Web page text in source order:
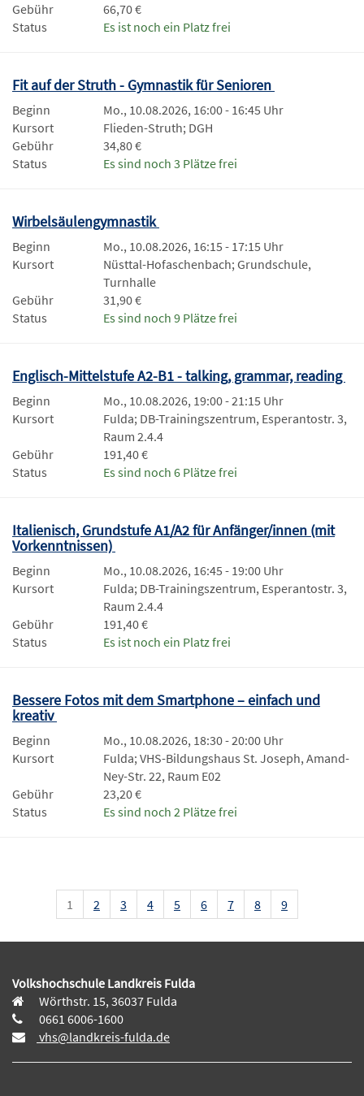
Gebühr
66,70 €
Status
Es ist noch ein Platz frei
Fit auf der Struth - Gymnastik für Senioren
Beginn
Mo., 10.08.2026, 16:00 - 16:45 Uhr
Kursort
Flieden-Struth; DGH
Gebühr
34,80 €
Status
Es sind noch 3 Plätze frei
Wirbelsäulengymnastik
Beginn
Mo., 10.08.2026, 16:15 - 17:15 Uhr
Kursort
Nüsttal-Hofaschenbach; Grundschule,
Turnhalle
Gebühr
31,90 €
Status
Es sind noch 9 Plätze frei
Englisch-Mittelstufe A2-B1 - talking, grammar, reading
Beginn
Mo., 10.08.2026, 19:00 - 21:15 Uhr
Kursort
Fulda; DB-Trainingszentrum, Esperantostr. 3,
Raum 2.4.4
Gebühr
191,40 €
Status
Es sind noch 6 Plätze frei
Italienisch, Grundstufe A1/A2 für Anfänger/innen (mit
Vorkenntnissen)
Beginn
Mo., 10.08.2026, 16:45 - 19:00 Uhr
Kursort
Fulda; DB-Trainingszentrum, Esperantostr. 3,
Raum 2.4.4
Gebühr
191,40 €
Status
Es ist noch ein Platz frei
Bessere Fotos mit dem Smartphone – einfach und
kreativ
Beginn
Mo., 10.08.2026, 18:30 - 20:00 Uhr
Kursort
Fulda; VHS-Bildungshaus St. Joseph, Amand-
Ney-Str. 22, Raum E02
Gebühr
23,20 €
Status
Es sind noch 2 Plätze frei
1 2 3 4 5 6 7 8 9
Volkshochschule Landkreis Fulda
Wörthstr. 15, 36037 Fulda
0661 6006-1600
vhs@landkreis-fulda.de